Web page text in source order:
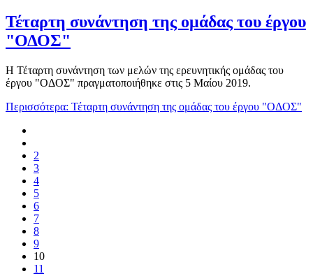
Τέταρτη συνάντηση της ομάδας του έργου
"ΟΔΟΣ"
Η Τέταρτη συνάντηση των μελών της ερευνητικής ομάδας του
έργου "ΟΔΟΣ" πραγματοποιήθηκε στις 5 Μαίου 2019.
Περισσότερα: Τέταρτη συνάντηση της ομάδας του έργου "ΟΔΟΣ"
2
3
4
5
6
7
8
9
10
11